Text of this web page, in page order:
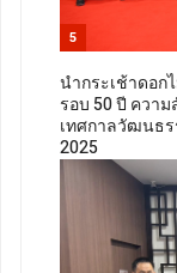
5
นำกระเช้าดอก
รอบ 50 ปี ควา
เทศกาลวัฒนธ
2025